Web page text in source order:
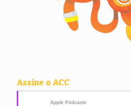
Assine o ACC
Apple Podcasts